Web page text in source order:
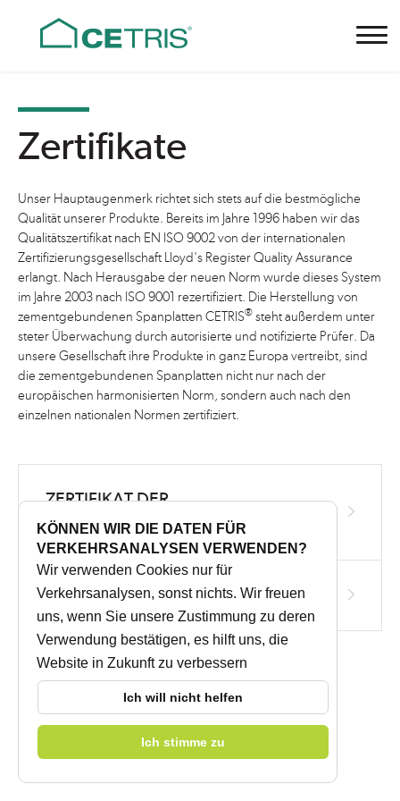
Cetris
Zertifikate
Unser Hauptaugenmerk richtet sich stets auf die bestmögliche
Qualität unserer Produkte. Bereits im Jahre 1996 haben wir das
Qualitätszertifikat nach EN ISO 9002 von der internationalen
Zertifizierungsgesellschaft Lloyd's Register Quality Assurance
erlangt. Nach Herausgabe der neuen Norm wurde dieses System
im Jahre 2003 nach ISO 9001 rezertifiziert. Die Herstellung von
zementgebundenen Spanplatten CETRIS® steht außerdem unter
steter Überwachung durch autorisierte und notifizierte Prüfer. Da
unsere Gesellschaft ihre Produkte in ganz Europa vertreibt, sind
die zementgebundenen Spanplatten nicht nur nach der
europäischen harmonisierten Norm, sondern auch nach den
einzelnen nationalen Normen zertifiziert.
ZERTIFIKAT DER
LEISTUNGSBESTANDIGKEIT
Zertifikat ISO 9001:2015
Facebook
Nová 223
Czech Republic
cetris@cetris.cz
© 2026 CIDEM Hranice a.s.,IZON s.r.o.
,
www.cetris.cz
Interne Post |Privacy Policy |WHISTLEBLOWING
KÖNNEN WIR DIE DATEN FÜR
VERKEHRSANALYSEN VERWENDEN?
Wir verwenden Cookies nur für
Verkehrsanalysen, sonst nichts. Wir freuen
uns, wenn Sie unsere Zustimmung zu deren
Verwendung bestätigen, es hilft uns, die
Website in Zukunft zu verbessern
Ich will nicht helfen
Ich stimme zu